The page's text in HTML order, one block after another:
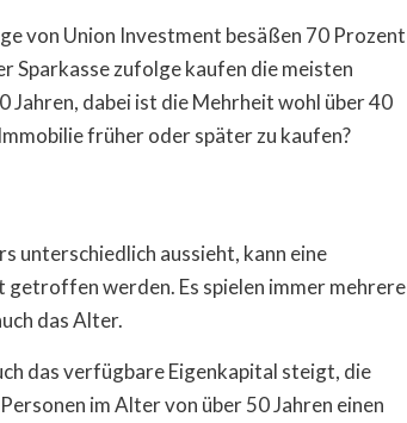
von Union Investment besäßen 70 Prozent
Sparkasse zufolge kaufen die meisten
Jahren, dabei ist die Mehrheit wohl über 40
früher oder später zu kaufen?
unterschiedlich aussieht, kann eine
werden. Es spielen immer mehrere
das Alter.
das verfügbare Eigenkapital steigt, die
im Alter von über 50 Jahren einen